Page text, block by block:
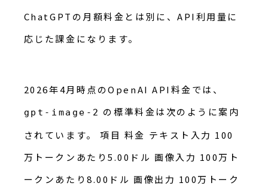
ChatGPTの月額料金とは別に、API利用量に
応じた課金になります。
2026年4月時点のOpenAI API料金では、
gpt-image-2 の標準料金は次のように案内
されています。 項目 料金 テキスト入力 100
万トークンあたり5.00ドル 画像入力 100万ト
ークンあたり8.00ドル 画像出力 100万トーク